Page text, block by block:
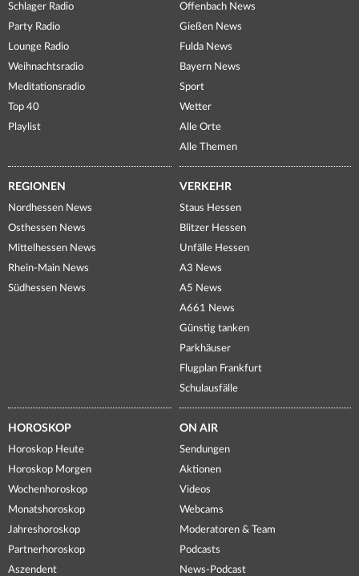
Schlager Radio
Party Radio
Lounge Radio
Weihnachtsradio
Meditationsradio
Top 40
Playlist
Offenbach News
Gießen News
Fulda News
Bayern News
Sport
Wetter
Alle Orte
Alle Themen
REGIONEN
Nordhessen News
Osthessen News
Mittelhessen News
Rhein-Main News
Südhessen News
VERKEHR
Staus Hessen
Blitzer Hessen
Unfälle Hessen
A3 News
A5 News
A661 News
Günstig tanken
Parkhäuser
Flugplan Frankfurt
Schulausfälle
HOROSKOP
Horoskop Heute
Horoskop Morgen
Wochenhoroskop
Monatshoroskop
Jahreshoroskop
Partnerhoroskop
Aszendent
ON AIR
Sendungen
Aktionen
Videos
Webcams
Moderatoren & Team
Podcasts
News-Podcast